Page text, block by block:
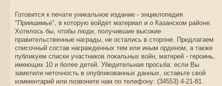
Готовится к печати уникальное издание - энциклопедия
"Приишимье", в которую войдет материал и о Казанском районе.
Хотелось бы, чтобы люди, получившие высокие
правительственные награды, не остались в стороне. Предлагаем
списочный состав награжденных тем или иным орденом, а также
публикуем списки участников локальных войн, матерей - героинь,
имеющих 10 и более детей. Убедительная просьба: если Вы
заметили неточность в опубликованных данных, оставьте свой
комментарий или позвоните нам по телефону: (34553) 4-21-81.